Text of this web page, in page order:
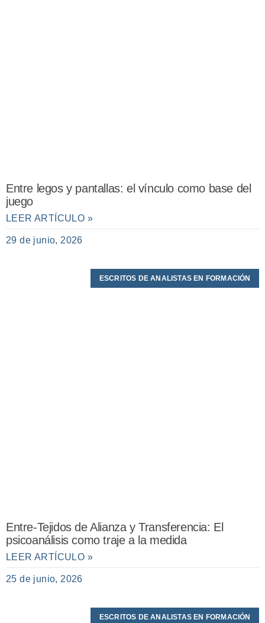
Entre legos y pantallas: el vínculo como base del
juego
LEER ARTÍCULO »
29 de junio, 2026
ESCRITOS DE ANALISTAS EN FORMACIÓN
Entre-Tejidos de Alianza y Transferencia: El
psicoanálisis como traje a la medida
LEER ARTÍCULO »
25 de junio, 2026
ESCRITOS DE ANALISTAS EN FORMACIÓN